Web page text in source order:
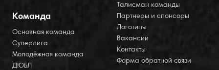
Команда
Основная команда
Суперлига
Молодёжная команда
ДЮБЛ
Талисман команды
Партнеры и спонсоры
Логотипы
Вакансии
Контакты
Форма обратной связи